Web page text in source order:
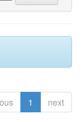
1 next